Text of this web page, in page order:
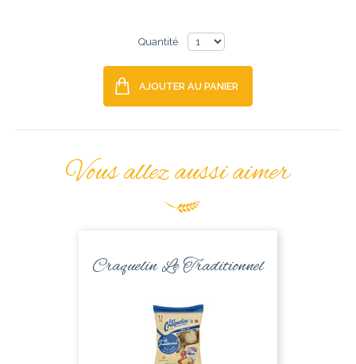
Quantité
AJOUTER AU PANIER
Vous allez aussi aimer
Craquelin Le Traditionnel